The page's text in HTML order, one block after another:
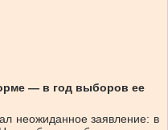
— в год выборов ее
неожиданное заявление: в